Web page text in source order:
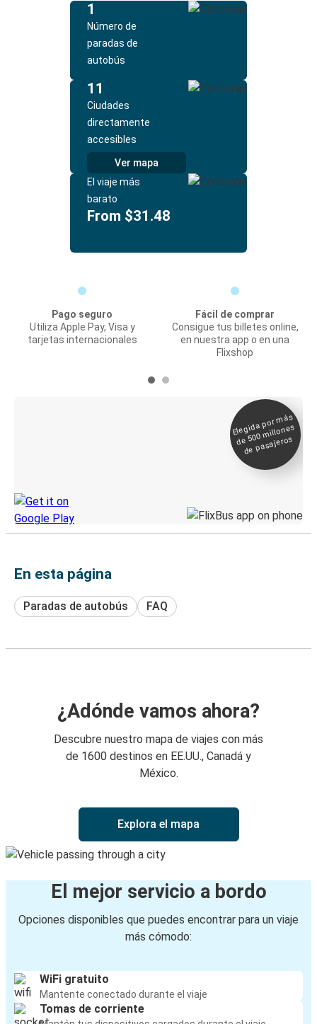
1
Número de
paradas de
autobús
11
Ciudades
directamente
accesibles
Ver mapa
El viaje más
barato
From $31.48
Pago seguro
Utiliza Apple Pay, Visa y
tarjetas internacionales
Fácil de comprar
Consigue tus billetes online,
en nuestra app o en una
Flixshop
Elegida por
más
de 500
millones
de pasajeros
En esta página
Paradas de autobús FAQ
¿Adónde vamos ahora?
Descubre nuestro mapa de viajes con más
de 1600 destinos en EE.UU., Canadá y
México.
Explora el mapa
El mejor servicio a bordo
Opciones disponibles que puedes encontrar para un viaje
más cómodo:
WiFi gratuito
Mantente conectado durante el viaje
Tomas de corriente